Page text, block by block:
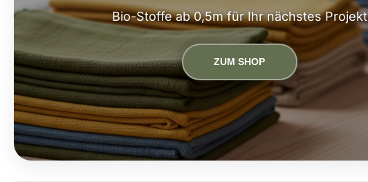
Bio-Stoffe ab 0,5m für Ihr nächstes Projekt
ZUM SHOP